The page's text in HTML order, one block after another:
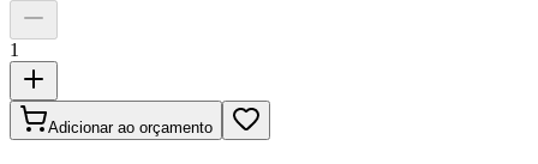
1
Adicionar ao orçamento